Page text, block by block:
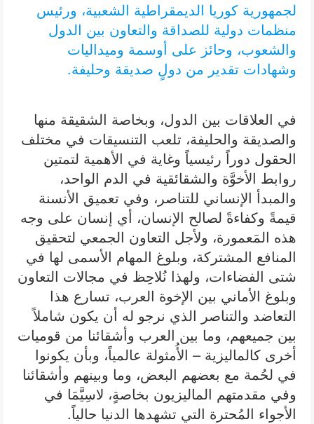
لجمهورية كوريا الديمقراطية الشعبية، ورئيس
منظمات دولية للصداقة والتعاون بين الدول
والشعوب، وحائز على أوسمة وميداليات
وشهادات تقدير من دولٍ صديقة وحليفة.
في العلاقات بين الدول، وبخاصة الشقيقة منها
والصديقة والحليفة، تلعب التنسيقات في مختلف
الحقول دوراً رئيسياً وغاية في الأهمية لتمتين
روابط الأخوَّة والشقائقية في الدم الواحد،
والمبدأ الإنساني للتناصر، وفي تعميق الأنسنة
قيمةً وكفاءةً لصالح الإنسان، أي إنسان على وجه
هذه المَعمورة، ولأجل التعاون الجمعي لتحقيق
المنافع المشتركة، وبلوغ المهام الأسمى لها في
شتى الفضاءات، ولهذا نُلاحِظ في مجالات التعاون
وبلوغ الأماني بين الإخوة العرب، تسارع هذا
التعاضد والتناصر الذي نرجو له أن يكون شاملاً
بين جميعهم، وما بين العرب وأشقائنا من قوميات
أخرى كالماليزية – الأُمثولة عالمياً، وبأن يكونوا
في لحُمة مع بعضهم البعض، وما وبينهم وأشقائنا
وفي مقدمتهم الماليزيون بخاصةٍ، لاسِيَّمَا في
الأجواء المُحترة التي تشهدها الدنيا حالياً.